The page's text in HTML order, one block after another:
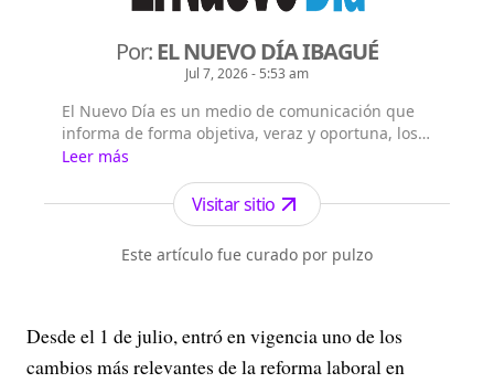
Por:EL NUEVO DÍA IBAGUÉ
Jul 7, 2026 - 5:53 am
El Nuevo Día es un medio de comunicación que
informa de forma objetiva, veraz y oportuna, los
sucesos de actualidad en Ibagué, el Tolima,
Colombia y el Mundo.
Leer más
Visitar sitio
Este artículo fue curado por pulzo
Desde el 1 de julio, entró en vigencia uno de los
cambios más relevantes de la reforma laboral en